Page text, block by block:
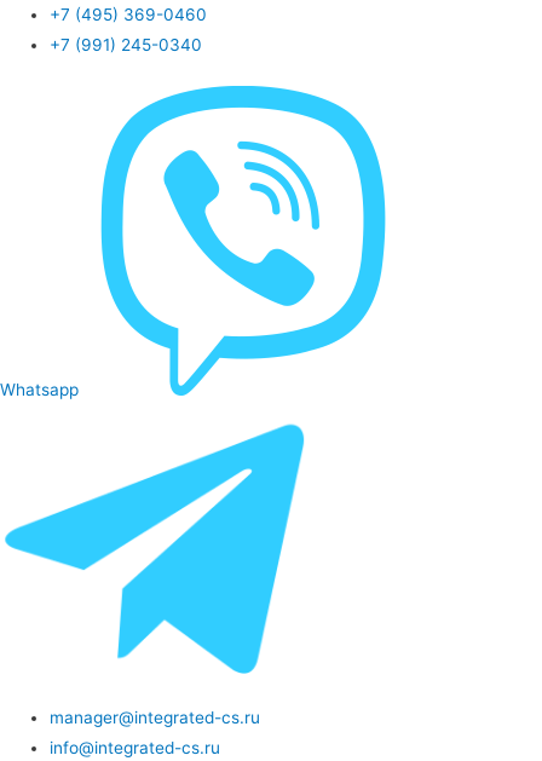
+7 (495) 369-0460
+7 (991) 245-0340
Whatsapp
manager@integrated-cs.ru
info@integrated-cs.ru